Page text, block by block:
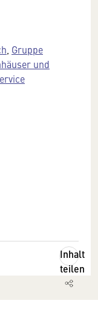
Gruppe
und
Inhalt
teilen